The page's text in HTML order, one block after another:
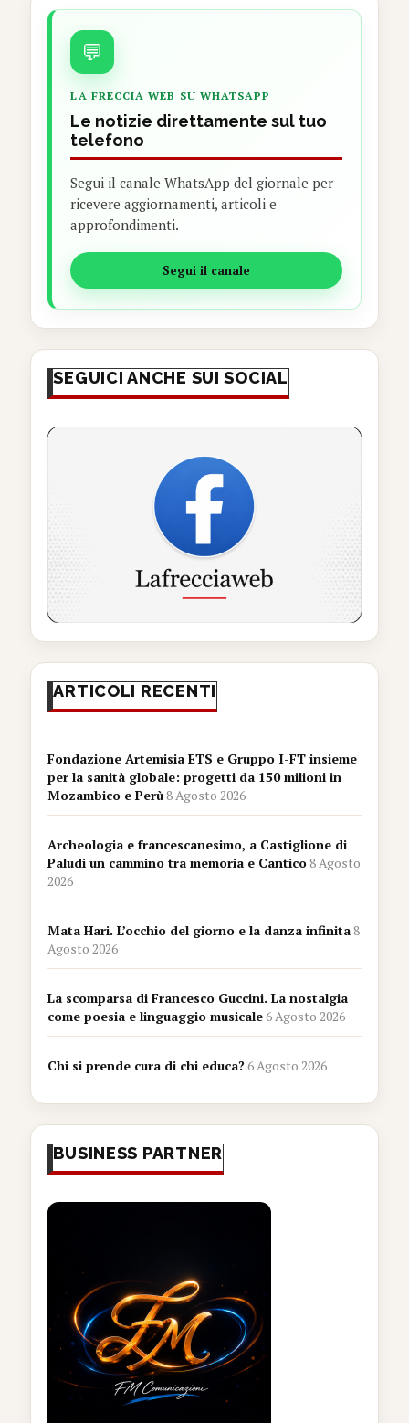
💬
LA FRECCIA WEB SU WHATSAPP
Le notizie direttamente sul tuo
telefono
Segui il canale WhatsApp del giornale per
ricevere aggiornamenti, articoli e
approfondimenti.
Segui il canale
SEGUICI ANCHE SUI SOCIAL
ARTICOLI RECENTI
Fondazione Artemisia ETS e Gruppo I-FT insieme
per la sanità globale: progetti da 150 milioni in
Mozambico e Perù8 Agosto 2026
Archeologia e francescanesimo, a Castiglione di
Paludi un cammino tra memoria e Cantico8 Agosto
2026
Mata Hari. L’occhio del giorno e la danza infinita8
Agosto 2026
La scomparsa di Francesco Guccini. La nostalgia
come poesia e linguaggio musicale6 Agosto 2026
Chi si prende cura di chi educa?6 Agosto 2026
BUSINESS PARTNER